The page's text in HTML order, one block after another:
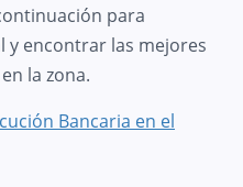
para
y encontrar las mejores
la zona.
Bancaria en el